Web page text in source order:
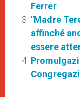
Ferrer
"Madre
affinché
essere